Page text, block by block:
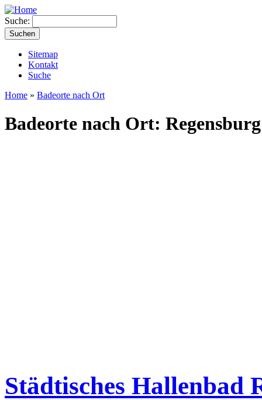
Suche:
Sitemap
Kontakt
Suche
Home » Badeorte nach Ort
Badeorte nach Ort: Regensburg
Städtisches Hallenbad